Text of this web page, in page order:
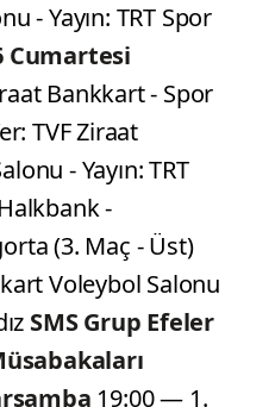
- Yayın: TRT Spor
Cumartesi
Bankkart - Spor
TVF Ziraat
- Yayın: TRT
-
(3. Maç - Üst)
Voleybol Salonu
SMS Grup Efeler
19:00 — 1.